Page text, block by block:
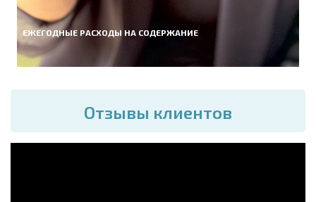
ЕЖЕГОДНЫЕ РАСХОДЫ НА СОДЕРЖАНИЕ
Отзывы клиентов